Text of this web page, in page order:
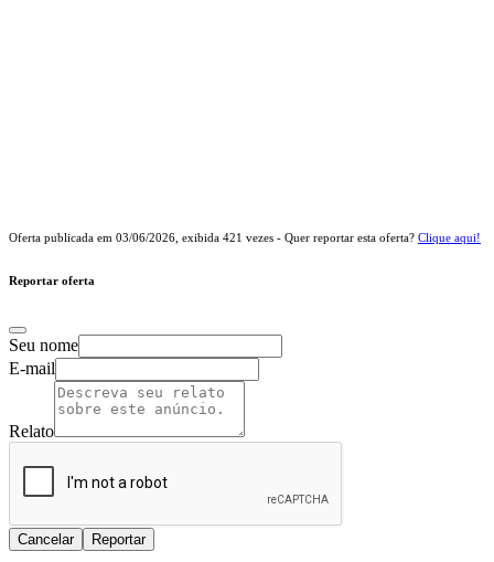
Oferta publicada em 03/06/2026 , exibida 421 vezes - Quer reportar esta oferta? Clique aqui!
Reportar oferta
Seu nome
E-mail
Relato
Cancelar Reportar